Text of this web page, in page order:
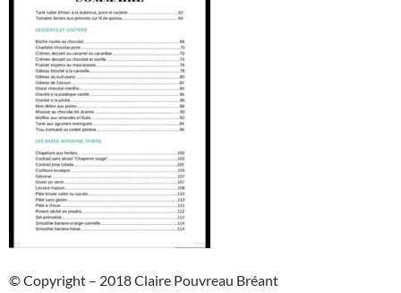
© Copyright – 2018 Claire Pouvreau Bréant